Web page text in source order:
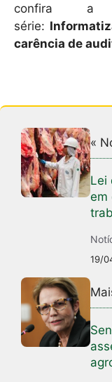
confira a
série:
carência de
«
Lei
em
19/